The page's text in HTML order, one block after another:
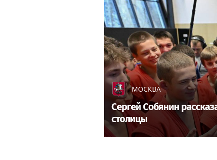
МОСКВА
Сергей Собянин
столицы